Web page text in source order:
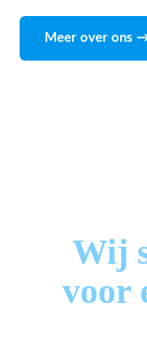
Meer over ons
Wij
voor